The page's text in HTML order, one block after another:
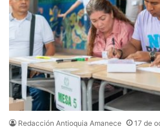
Redacción Antioquia Amanece 17 de